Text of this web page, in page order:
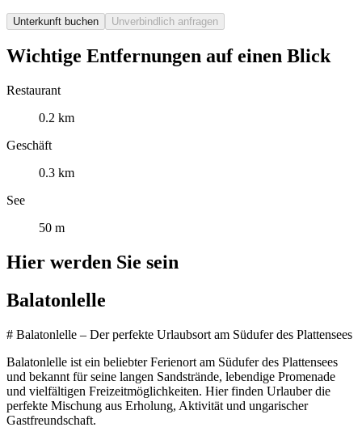
Unterkunft buchen Unverbindlich anfragen
Wichtige Entfernungen auf einen Blick
Restaurant
0.2 km
Geschäft
0.3 km
See
50 m
Hier werden Sie sein
Balatonlelle
# Balatonlelle – Der perfekte Urlaubsort am Südufer des Plattensees
Balatonlelle ist ein beliebter Ferienort am Südufer des Plattensees
und bekannt für seine langen Sandstrände, lebendige Promenade
und vielfältigen Freizeitmöglichkeiten. Hier finden Urlauber die
perfekte Mischung aus Erholung, Aktivität und ungarischer
Gastfreundschaft.